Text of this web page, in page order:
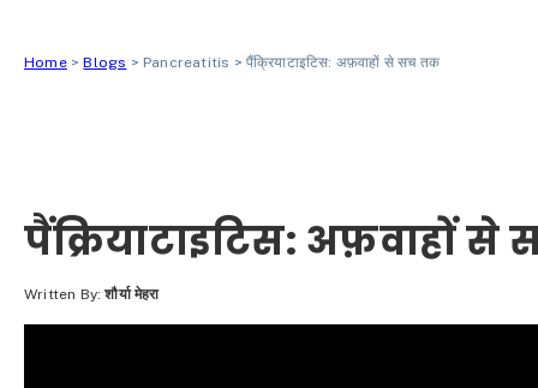
Home>Blogs > Pancreatitis >पैंक्रियाटाइटिस: अफ़वाहों से सच तक
पैंक्रियाटाइटिस: अफ़वाहों
Written By:शौर्या मेहरा